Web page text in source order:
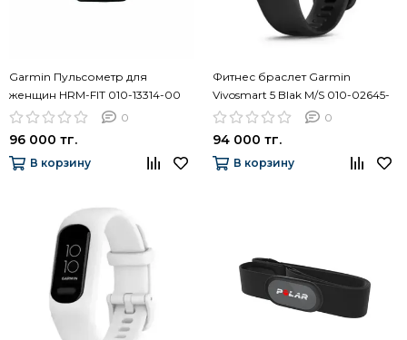
Garmin Пульсометр для
женщин HRM-FIT 010-13314-00
0
96 000 тг.
В корзину
Фитнес браслет Garmin
Vivosmart 5 Blak M/S 010-02645-
10
0
94 000 тг.
В корзину